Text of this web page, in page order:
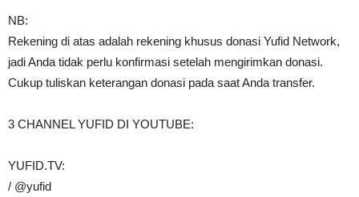
NB:
Rekening di atas adalah rekening khusus donasi Yufid Network,
jadi Anda tidak perlu konfirmasi setelah mengirimkan donasi.
Cukup tuliskan keterangan donasi pada saat Anda transfer.
3 CHANNEL YUFID DI YOUTUBE:
YUFID.TV:
/ @yufid